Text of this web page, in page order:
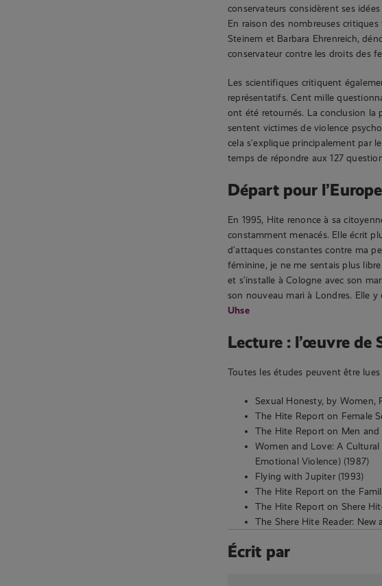
conservateurs considèrent ses
En raison des nombreuses
Steinem et Barbara Ehrenreich,
conservateur contre les droits des
Les scientifiques critiquent
représentatifs. Cent mille
ont été retournés. La conclusion la
sentent victimes de violence
cela s’explique principalement par
temps de répondre aux 127
Départ pour l’Europe
En 1995, Hite renonce à sa
constamment menacés. Elle écrit
d’attaques constantes contre ma
féminine, je ne me sentais plus
et s’installe à Cologne avec son
son nouveau mari à Londres. Elle y
Uhse
Lecture : l’œuvre de
Toutes les études peuvent être
Sexual Honesty, by Women,
The Hite Report on Female
The Hite Report on Men and
Women and Love: A
Emotional Violence) (1987)
Flying with Jupiter (1993)
The Hite Report on the
The Hite Report on Shere
The Shere Hite Reader:
Écrit par